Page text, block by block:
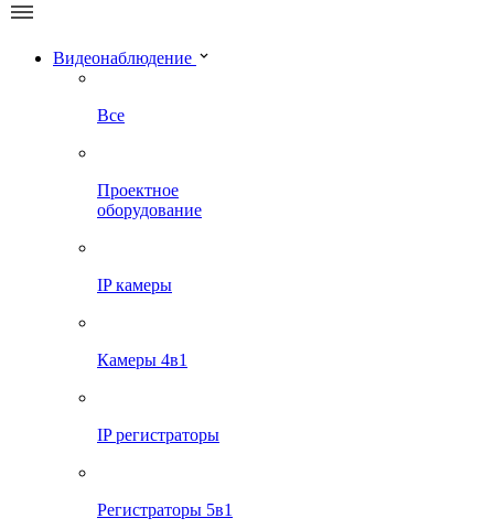
Видеонаблюдение
Все
Проектное
оборудование
IP камеры
Камеры 4в1
IP регистраторы
Регистраторы 5в1